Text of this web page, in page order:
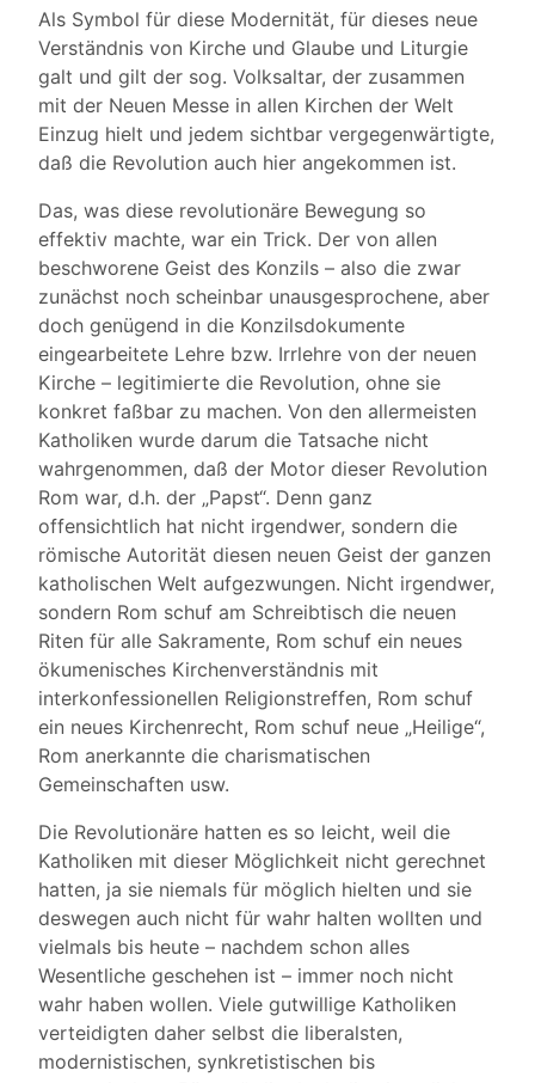
Als Symbol für diese Modernität, für dieses neue
Verständnis von Kirche und Glaube und Liturgie
galt und gilt der sog. Volksaltar, der zusammen
mit der Neuen Messe in allen Kirchen der Welt
Einzug hielt und jedem sichtbar vergegenwärtigte,
daß die Revolution auch hier angekommen ist.
Das, was diese revolutionäre Bewegung so
effektiv machte, war ein Trick. Der von allen
beschworene Geist des Konzils – also die zwar
zunächst noch scheinbar unausgesprochene, aber
doch genügend in die Konzilsdokumente
eingearbeitete Lehre bzw. Irrlehre von der neuen
Kirche – legitimierte die Revolution, ohne sie
konkret faßbar zu machen. Von den allermeisten
Katholiken wurde darum die Tatsache nicht
wahrgenommen, daß der Motor dieser Revolution
Rom war, d.h. der „Papst“. Denn ganz
offensichtlich hat nicht irgendwer, sondern die
römische Autorität diesen neuen Geist der ganzen
katholischen Welt aufgezwungen. Nicht irgendwer,
sondern Rom schuf am Schreibtisch die neuen
Riten für alle Sakramente, Rom schuf ein neues
ökumenisches Kirchenverständnis mit
interkonfessionellen Religionstreffen, Rom schuf
ein neues Kirchenrecht, Rom schuf neue „Heilige“,
Rom anerkannte die charismatischen
Gemeinschaften usw.
Die Revolutionäre hatten es so leicht, weil die
Katholiken mit dieser Möglichkeit nicht gerechnet
hatten, ja sie niemals für möglich hielten und sie
deswegen auch nicht für wahr halten wollten und
vielmals bis heute – nachdem schon alles
Wesentliche geschehen ist – immer noch nicht
wahr haben wollen. Viele gutwillige Katholiken
verteidigten daher selbst die liberalsten,
modernistischen, synkretistischen bis